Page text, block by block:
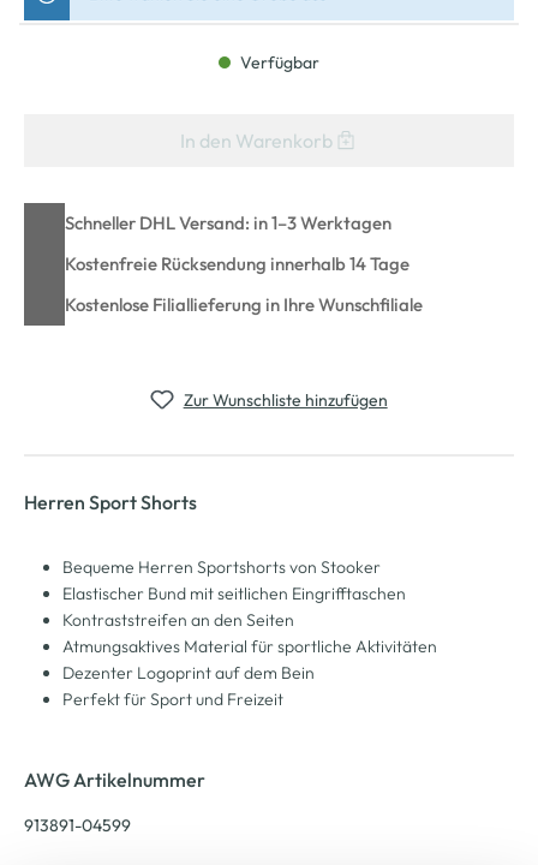
Verfügbar
In den Warenkorb
Schneller DHL Versand: in 1–3 Werktagen
Kostenfreie Rücksendung innerhalb 14 Tage
Kostenlose Filiallieferung in Ihre Wunschfiliale
Zur Wunschliste hinzufügen
Herren Sport Shorts
Bequeme Herren Sportshorts von Stooker
Elastischer Bund mit seitlichen Eingrifftaschen
Kontraststreifen an den Seiten
Atmungsaktives Material für sportliche Aktivitäten
Dezenter Logoprint auf dem Bein
Perfekt für Sport und Freizeit
AWG Artikelnummer
913891-04599